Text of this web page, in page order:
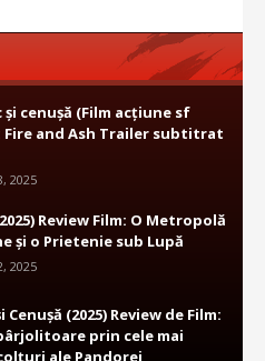
și cenușă (Film acțiune sf
Fire and Ash Trailer subtitrat
2025
Review Film: O Metropolă
și o Prietenie sub Lupă
2025
Cenușă (2025) Review de Film:
prin cele mai